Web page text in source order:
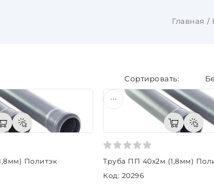
Главная
Политэк
Труба ПП 40x2м (1,8мм)
Код: 20296